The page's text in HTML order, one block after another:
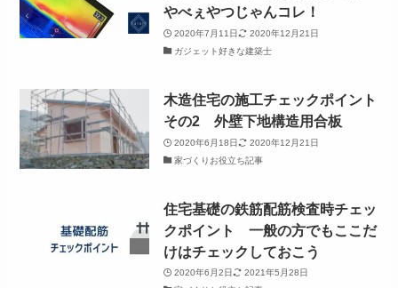
やべぇやつじゃんコレ！
2020年7月11日
2020年12月21日
ガジェット好きな建築士
木造住宅の施工チェックポイント
その2 外壁下地構造用合板
2020年6月18日
2020年12月21日
家づくりお役立ち記事
住宅基礎の鉄筋配筋検査時チェッ
クポイント 一般の方でもここだ
けはチェックしておこう
2020年6月2日
2021年5月28日